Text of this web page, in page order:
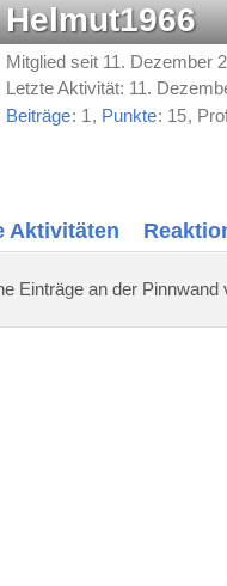
Helmut1966
Mitglied seit 11. Dezember
Letzte Aktivität: 11.
Beiträge 1 Punkte 15
Aktivitäten
Einträge an der Pinnwand